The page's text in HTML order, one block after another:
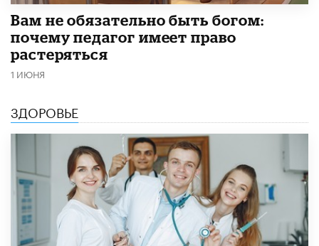
​Вам не обязательно быть богом:
почему педагог имеет право
растеряться
1 ИЮНЯ
ЗДОРОВЬЕ